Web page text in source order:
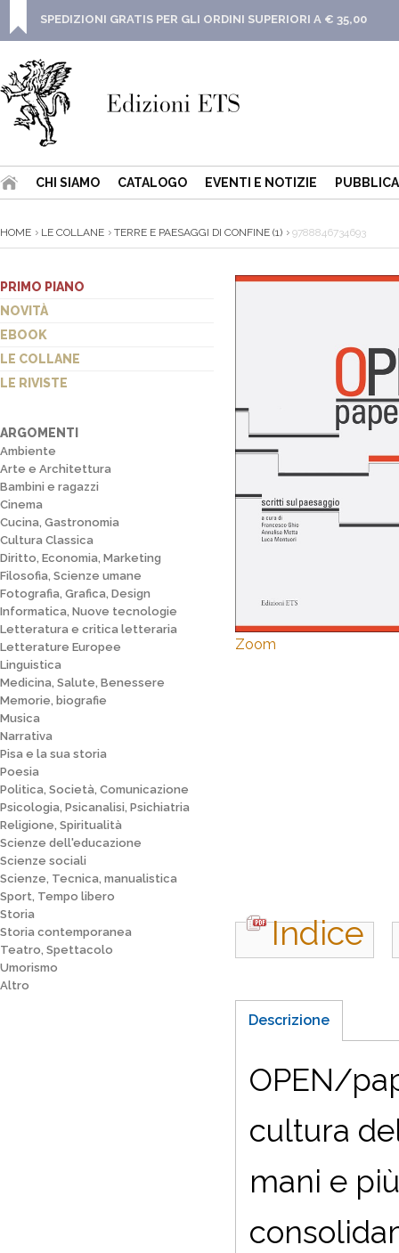
SPEDIZIONI GRATIS PER GLI ORDINI SUPERIORI A € 35,00
CHI SIAMO CATALOGO EVENTI E NOTIZIE
HOME LE COLLANE TERRE E PAESAGGI DI CONFINE (1) 9788846734693
PRIMO PIANO
NOVITÀ
EBOOK
LE COLLANE
LE RIVISTE
ARGOMENTI
Ambiente
Arte e Architettura
Bambini e ragazzi
Cinema
Cucina, Gastronomia
Cultura Classica
Diritto, Economia, Marketing
Filosofia, Scienze umane
Fotografia, Grafica, Design
Informatica, Nuove tecnologie
Letteratura e critica letteraria
Letterature Europee
Linguistica
Medicina, Salute, Benessere
Memorie, biografie
Musica
Narrativa
Pisa e la sua storia
Poesia
Politica, Società, Comunicazione
Psicologia, Psicanalisi, Psichiatria
Religione, Spiritualità
Scienze dell'educazione
Scienze sociali
Scienze, Tecnica, manualistica
Sport, Tempo libero
Storia
Storia contemporanea
Teatro, Spettacolo
Umorismo
Altro
Zoom
Indice
Descrizione
OPEN/
cultura
mani e